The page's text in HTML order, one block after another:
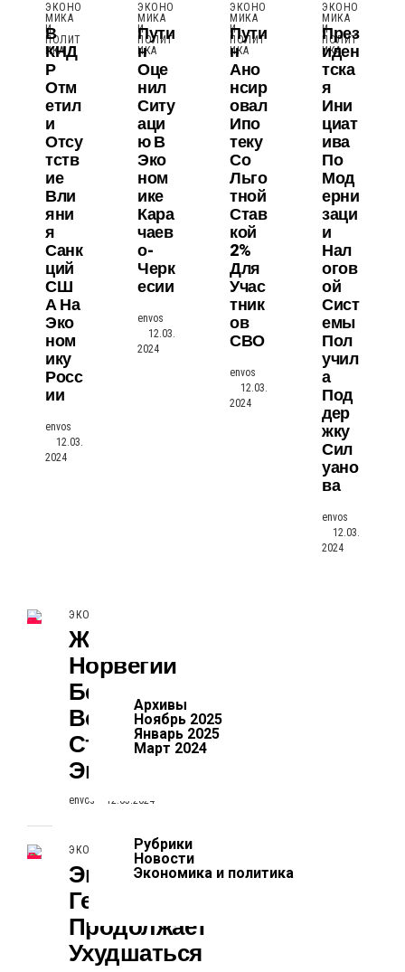
ЭКОНО
МИКА
И
ПОЛИТ
ИКА
В
КНД
Р
Отм
Етил
И
Отсу
Тств
Ие
Вли
Яни
Я
Санк
Ций
СШ
А На
Эко
Ном
Ику
Росс
Ии
envos
12.03.
2024
ЭКОНО
МИКА
И
ПОЛИТ
ИКА
Пути
Н
Оце
Нил
Ситу
Аци
Ю В
Эко
Ном
Ике
Кара
Чаев
О-
Черк
Есии
envos
12.03.
2024
ЭКОНО
МИКА
И
ПОЛИТ
ИКА
Пути
Н
Ано
Нсир
Овал
Ипо
Теку
Со
Льго
Тной
Став
Кой
2%
Для
Учас
Тник
Ов
СВО
envos
12.03.
2024
ЭКОНО
МИКА
И
ПОЛИТ
ИКА
През
Иден
Тска
Я
Ини
Циат
Ива
По
Мод
Ерни
Заци
И
Нал
Огов
Ой
Сист
Емы
Пол
Учил
А
Под
Дер
Жку
Сил
Уано
Ва
envos
12.03.
2024
ЭКОНОМИКА И ПОЛИТИКА
Журналистка Из
Норвегии
Беккер
Восхитилась
Стойкостью
Экономики РФ
envos 12.03.2024
ЭКОНОМИКА И ПОЛИТИКА
Экономика
Германии
Продолжает
Ухудшаться
Архивы
Ноябрь 2025
Январь 2025
Март 2024
Рубрики
Новости
Экономика и политика